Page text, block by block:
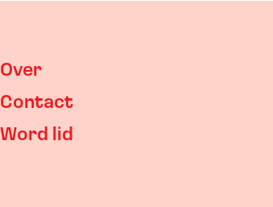
Over
Contact
Word lid